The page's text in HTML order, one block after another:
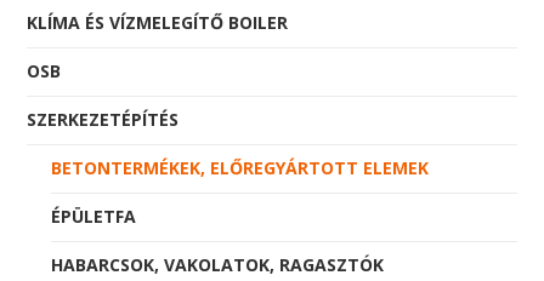
KLÍMA ÉS VÍZMELEGÍTŐ BOILER
OSB
SZERKEZETÉPÍTÉS
BETONTERMÉKEK, ELŐREGYÁRTOTT ELEMEK
ÉPÜLETFA
HABARCSOK, VAKOLATOK, RAGASZTÓK